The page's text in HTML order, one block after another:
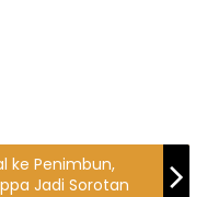
ke Penimbun,
Jadi Sorotan